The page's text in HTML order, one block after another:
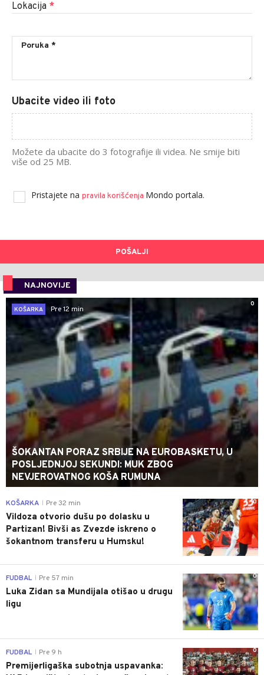
Lokacija *
Ubacite video ili foto
Možete da ubacite do 3 fotografije ili videa. Ne smije biti
više od 25 MB.
Pristajete na pravila korišćenja Mondo portala.
POŠALJI
NAJNOVIJE
0
KOŠARKA
Pre 12 min
ŠOKANTAN PORAZ SRBIJE NA EUROBASKETU, U
POSLJEDNJOJ SEKUNDI: MUK ZBOG
NEVJEROVATNOG KOŠA RUMUNA
0
KOŠARKA Pre 32 min
Vildoza otvorio dušu po dolasku u
Partizan! Bivši as Zvezde iskreno o
šokantnom transferu u Humsku!
0
FUDBAL Pre 57 min
Luka Zidan sa Mundijala otišao u drugu
ligu
0
FUDBAL Pre 9 h
Premijerligaška subotnja uspavanka: